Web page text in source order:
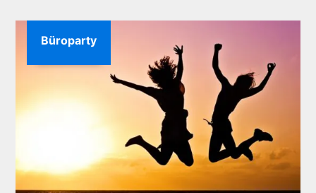
Büroparty